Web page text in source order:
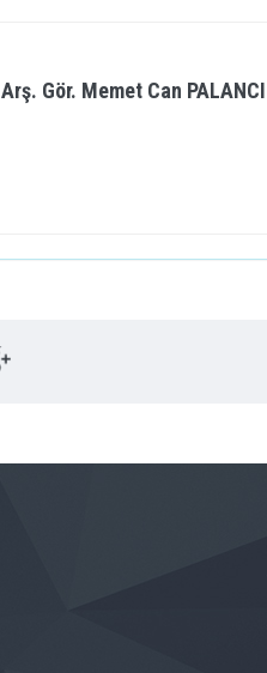
Arş. Gör. Memet Can PALANCI